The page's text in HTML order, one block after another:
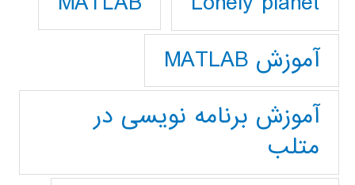
آموزش MATLAB
آموزش برنامه نویسی در
متلب